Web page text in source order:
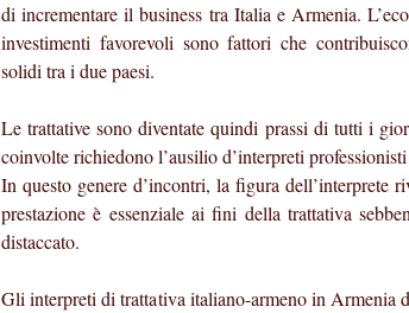
di incrementare il business tra Italia e Armenia.
investimenti favorevoli sono fattori che
solidi tra i due paesi.
Le trattative sono diventate quindi prassi di tutti i
coinvolte richiedono l’ausilio d’interpreti
In questo genere d’incontri, la figura dell’interprete
prestazione è essenziale ai fini della trattativa
distaccato.
Gli interpreti di trattativa italiano-armeno in Armenia